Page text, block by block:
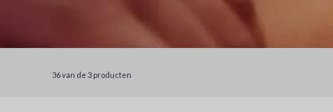
36 van de 3 producten